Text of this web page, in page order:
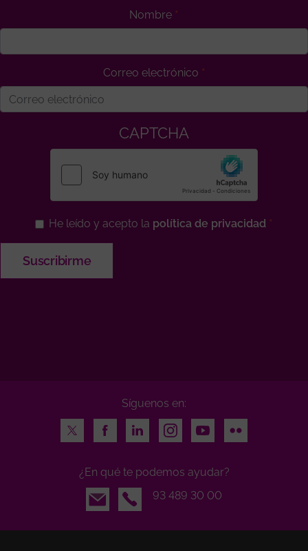
Nombre
Correo electrónico
CAPTCHA
He leído y acepto la política de privacidad
Síguenos en:
Twitter
FacebookLinkedInInstagramYoutubeFlickr
¿En qué te podemos ayudar?
Email
93 489 30 00